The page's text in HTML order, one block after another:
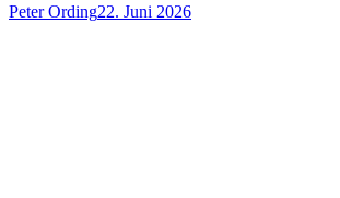
Peter Ording22. Juni 2026